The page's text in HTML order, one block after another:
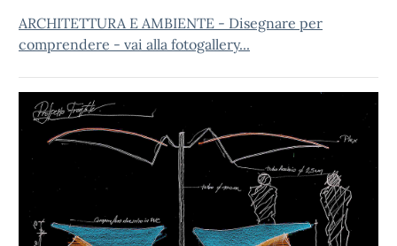
ARCHITETTURA E AMBIENTE - Disegnare per
comprendere - vai alla fotogallery...